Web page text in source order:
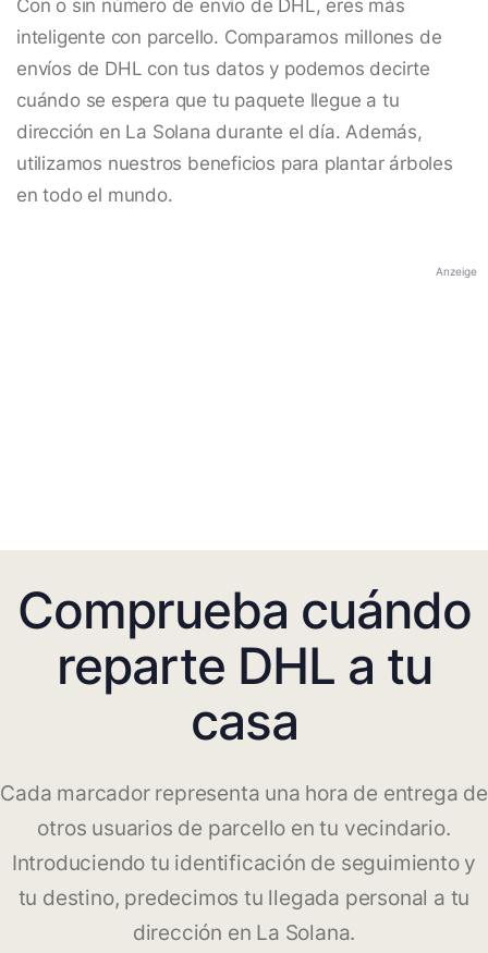
Con o sin número de envío de DHL, eres más
inteligente con parcello. Comparamos millones de
envíos de DHL con tus datos y podemos decirte
cuándo se espera que tu paquete llegue a tu
dirección en La Solana durante el día. Además,
utilizamos nuestros beneficios para plantar árboles
en todo el mundo.
Anzeige
Comprueba cuándo
reparte DHL a tu
casa
Cada marcador representa una hora de entrega de
otros usuarios de parcello en tu vecindario.
Introduciendo tu identificación de seguimiento y
tu destino, predecimos tu llegada personal a tu
dirección en La Solana.